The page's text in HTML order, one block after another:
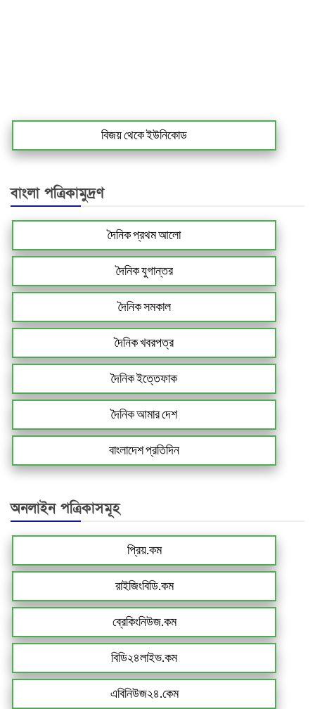
বিজয় থেকে ইউনিকোড
বাংলা পত্রিকামুদ্রণ
দৈনিক প্রথম আলো
দৈনিক যুগান্তর
দৈনিক সমকাল
দৈনিক খবরপত্র
দৈনিক ইত্তেফাক
দৈনিক আমার দেশ
বাংলাদেশ প্রতিদিন
অনলাইন পত্রিকাসমূহ
প্রিয়.কম
রাইজিংবিডি.কম
ব্রেকিংনিউজ.কম
বিডি২৪লাইভ.কম
এবিনিউজ২৪.কেম